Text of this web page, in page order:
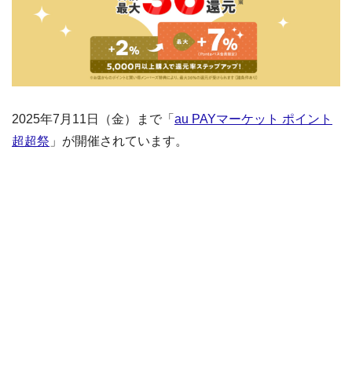
2025年7月11日（金）まで「 au PAYマーケット ポイント
超超祭 」が開催されています。